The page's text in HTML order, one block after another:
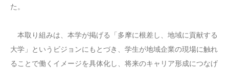
た。
本取り組みは、本学が掲げる「多摩に根差し、地域に貢献する
大学」というビジョンにもとづき、学生が地域企業の現場に触れ
ることで働くイメージを具体化し、将来のキャリア形成につなげ